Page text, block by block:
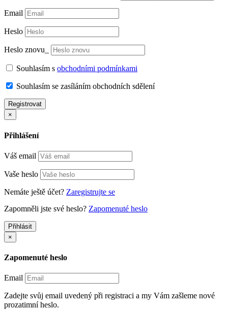
Email
Heslo
Heslo znovu_
Souhlasím s obchodními podmínkami
Souhlasím se zasíláním obchodních sdělení
Registrovat
×
Přihlášení
Váš email
Vaše heslo
Nemáte ještě účet? Zaregistrujte se
Zapomněli jste své heslo? Zapomenuté heslo
Přihlásit
×
Zapomenuté heslo
Email
Zadejte svůj email uvedený při registraci a my Vám zašleme nové
prozatimní heslo.